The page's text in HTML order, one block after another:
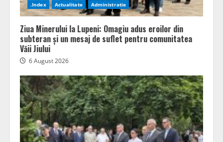
.Index Actualitate Administratie
Ziua Minerului la Lupeni: Omagiu adus eroilor din
subteran și un mesaj de suflet pentru comunitatea
Văii Jiului
6 August 2026